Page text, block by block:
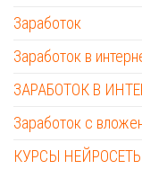
Заработок
Заработок в
ЗАРАБОТОК В
Заработок с
КУРСЫ